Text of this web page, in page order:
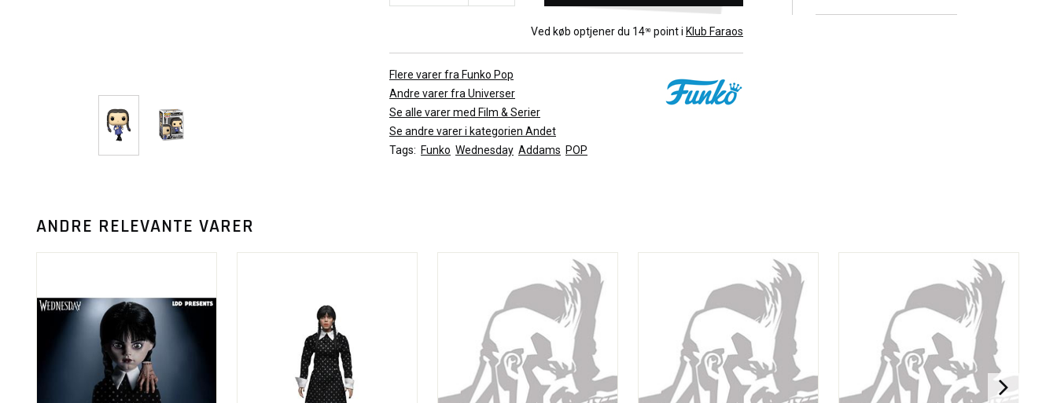
Ved køb optjener du 1490 point i Klub Faraos
Flere varer fra Funko Pop
Andre varer fra Universer
Se alle varer med Film & Serier
Se andre varer i kategorien Andet
Tags: Funko Wednesday Addams POP
ANDRE RELEVANTE VARER